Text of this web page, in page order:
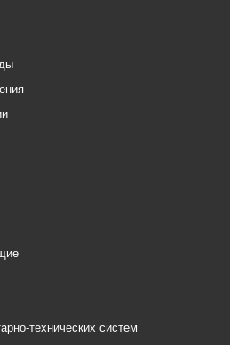
технических систем